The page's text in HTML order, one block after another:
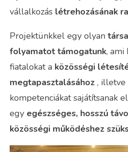
vállalkozás létrehozásának
Projektünkkel egy olyan
folyamatot támogatunk, ami
fiatalokat a közösségi
megtapasztalásához , illetve
kompetenciákat sajátítsanak
egy egészséges, hosszú
közösségi működéshez